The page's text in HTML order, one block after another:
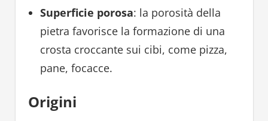
Superficie porosa: la porosità della
pietra favorisce la formazione di una
crosta croccante sui cibi, come pizza,
pane, focacce.
Origini